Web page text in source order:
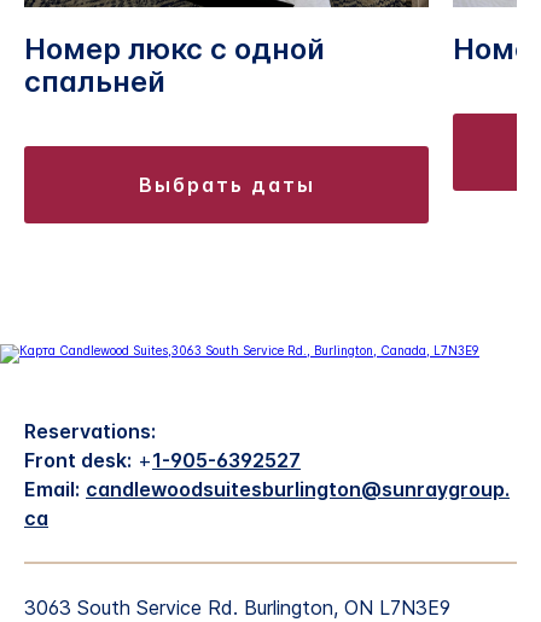
Номер люкс с одной
спальней
выбрать даты
Reservations:
Front desk: +1-905-6392527
Email: candlewoodsuitesburlington@sunraygroup.
ca
3063 South Service Rd. Burlington, ON L7N3E9